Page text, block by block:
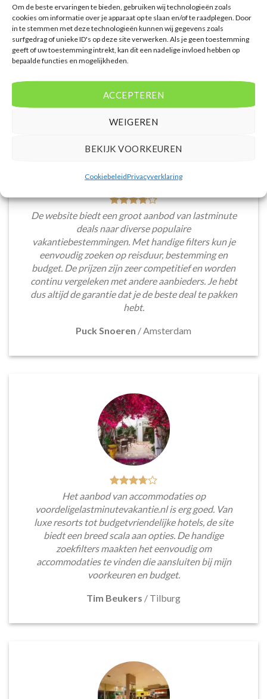
Om de beste ervaringen te bieden, gebruiken wij technologieën zoals
cookies om informatie over je apparaat op te slaan en/of te raadplegen. Door
in te stemmen met deze technologieën kunnen wij gegevens zoals
surfgedrag of unieke ID's op deze site verwerken. Als je geen toestemming
geeft of uw toestemming intrekt, kan dit een nadelige invloed hebben op
bepaalde functies en mogelijkheden.
ACCEPTEREN
WEIGEREN
BEKIJK VOORKEUREN
CookiebeleidPrivacyverklaring
WAT ZE OVER ONS ZEGGEN
De website biedt een groot aanbod van lastminute
deals naar diverse populaire
vakantiebestemmingen. Met handige filters kun je
eenvoudig zoeken op reisduur, bestemming en
budget. De prijzen zijn zeer competitief en worden
continu vergeleken met andere aanbieders. Je hebt
dus altijd de garantie dat je de beste deal te pakken
hebt.
Puck Snoeren /Amsterdam
Het aanbod van accommodaties op
voordeligelastminutevakantie.nl is erg goed. Van
luxe resorts tot budgetvriendelijke hotels, de site
biedt een breed scala aan opties. De handige
zoekfilters maakten het eenvoudig om
accommodaties te vinden die aansluiten bij mijn
voorkeuren en budget.
Tim Beukers / Tilburg